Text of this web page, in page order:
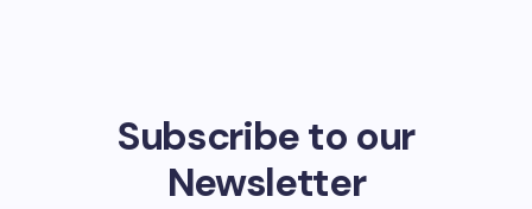
Subscribe to our
Newsletter